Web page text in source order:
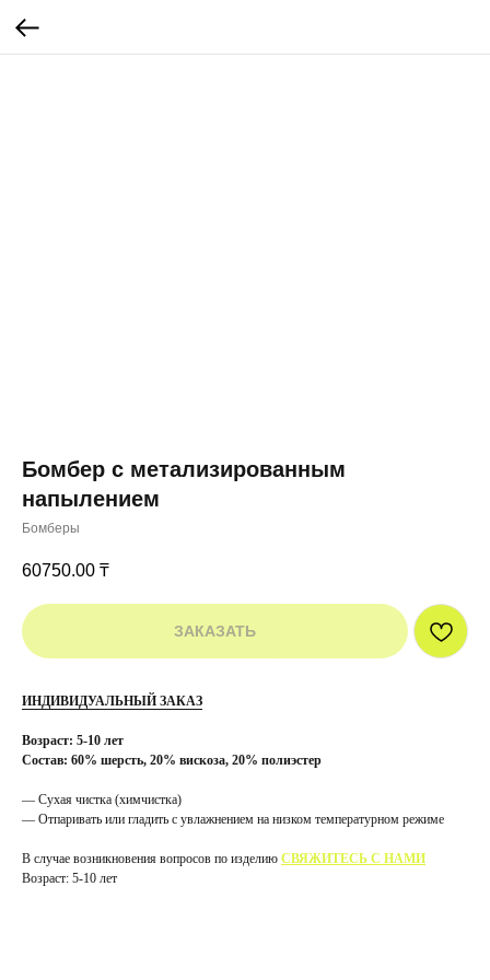
Бомбер с метализированным
напылением
Бомберы
60750.00 ₸
ЗАКАЗАТЬ
ИНДИВИДУАЛЬНЫЙ ЗАКАЗ
Возраст: 5-10 лет
Состав: 60% шерсть, 20% вискоза, 20% полиэстер
— Сухая чистка (химчистка)
— Отпаривать или гладить с увлажнением на низком температурном режиме
В случае возникновения вопросов по изделию СВЯЖИТЕСЬ С НАМИ
Возраст: 5-10 лет